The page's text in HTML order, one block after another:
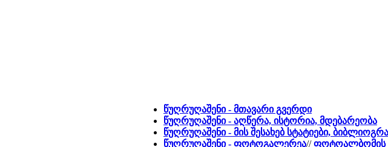
წუღრუღაშენი - მთავარი გვერდი
წუღრუღაშენი - აღწერა, ისტორია, მდებარეობა
წუღრუღაშენი - მის შესახებ სტატიები,
წუღრუღაშენი - ფოტოგალერეა//ფოტოალბომის